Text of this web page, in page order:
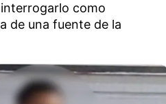
como
de una fuente de la